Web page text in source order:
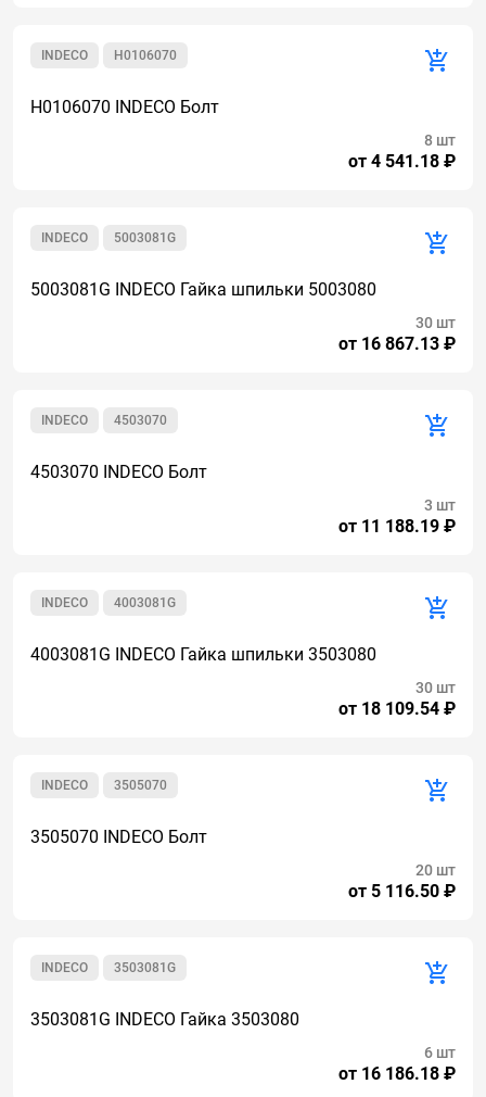
H0106070
INDECO
H0106070 INDECO Болт
от 4 541.18 ₽
8 шт
5003081G
INDECO
5003081G INDECO Гайка шпильки 5003080
от 16 867.13 ₽
30 шт
4503070
INDECO
4503070 INDECO Болт
от 11 188.19 ₽
3 шт
4003081G
INDECO
4003081G INDECO Гайка шпильки 3503080
от 18 109.54 ₽
30 шт
3505070
INDECO
3505070 INDECO Болт
от 5 116.50 ₽
20 шт
3503081G
INDECO
3503081G INDECO Гайка 3503080
от 16 186.18 ₽
6 шт